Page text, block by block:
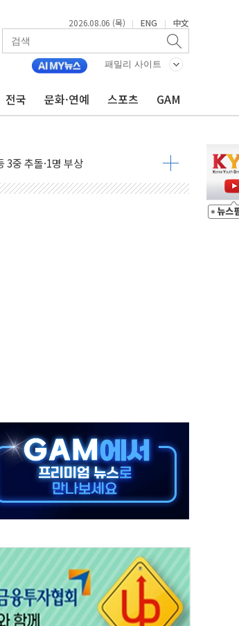
2026.08.06 (목) | ENG | 中文
패밀리 사이트
전국 문화·연예 스포츠 GAM
돌파
려해야…충분한 사회적 논의 주문"
목소리 반영되길"
동산 토론회서 쏟아진 우려
방안 논의한다
직 적발
소통 자리, 꾸준히 만들겠다"
상서비스 경쟁력 강화